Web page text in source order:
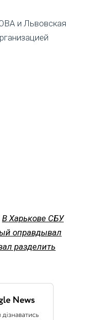
и Львовская
В Харькове СБУ
оправдывал
разделить